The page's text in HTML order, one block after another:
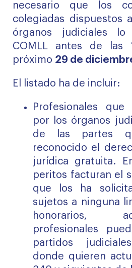
necesario que los
colegiadas dispuestos
órganos judiciales lo
COMLL antes de las
próximo 29 de
El listado ha de incluir:
Profesionales que
por los órganos
de las partes
reconocido el
jurídica gratuita.
peritos facturan el
que los ha
sujetos a ninguna
honorarios,
profesionales
partidos
donde quieren